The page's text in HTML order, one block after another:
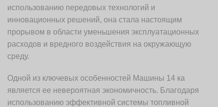
использованию передовых технологий и
инновационных решений, она стала настоящим
прорывом в области уменьшения эксплуатационных
расходов и вредного воздействия на окружающую
среду.
Одной из ключевых особенностей Машины 14 ка
является ее невероятная экономичность. Благодаря
использованию эффективной системы топливной